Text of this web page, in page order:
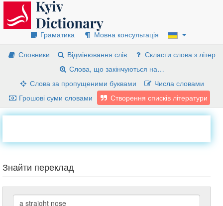
Граматика
Мовна консультація
Словники
Відмінювання слів
Скласти слова з літер
Слова, що закінчуються на…
Слова за пропущеними буквами
Числа словами
Грошові суми словами
Створення списків літератури
Знайти переклад